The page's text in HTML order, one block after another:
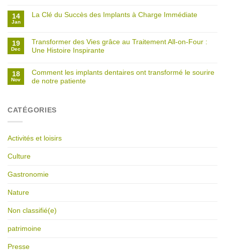
14
Jan
La Clé du Succès des Implants à Charge Immédiate
19
Dec
Transformer des Vies grâce au Traitement All-on-Four :
Une Histoire Inspirante
18
Nov
Comment les implants dentaires ont transformé le sourire
de notre patiente
CATÉGORIES
Activités et loisirs
Culture
Gastronomie
Nature
Non classifié(e)
patrimoine
Presse